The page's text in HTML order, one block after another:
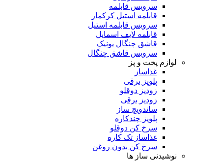
سرویس قابلمه
قابلمه استیل کرکماز
سرویس قابلمه استیل
قابلمه لایف اسمایل
قاشق چنگال یونیک
سرویس قاشق چنگال
لوازم پخت و پز
غذاساز
پلوپز برقی
زودپز دوقلو
زودپز برقی
ساندویچ ساز
پلوپز چندکاره
سرخ کن دوقلو
غذاساز تک کاره
سرخ کن بدون روغن
نوشیدنی ساز ها